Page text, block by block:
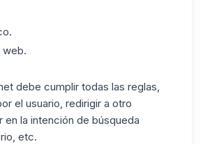
web.
debe cumplir todas las reglas,
el usuario, redirigir a otro
en la intención de búsqueda
etc.